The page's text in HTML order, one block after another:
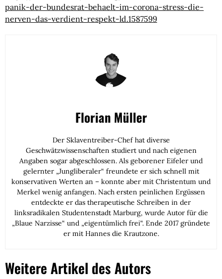
panik-der-bundesrat-behaelt-im-corona-stress-die-
nerven-das-verdient-respekt-ld.1587599
Florian Müller
Der Sklaventreiber-Chef hat diverse
Geschwätzwissenschaften studiert und nach eigenen
Angaben sogar abgeschlossen. Als geborener Eifeler und
gelernter „Jungliberaler“ freundete er sich schnell mit
konservativen Werten an – konnte aber mit Christentum und
Merkel wenig anfangen. Nach ersten peinlichen Ergüssen
entdeckte er das therapeutische Schreiben in der
linksradikalen Studentenstadt Marburg, wurde Autor für die
„Blaue Narzisse“ und „eigentümlich frei“. Ende 2017 gründete
er mit Hannes die Krautzone.
Weitere Artikel des Autors